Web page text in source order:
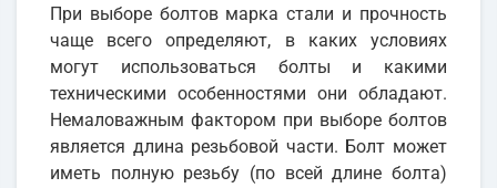
При выборе болтов марка стали и прочность
чаще всего определяют, в каких условиях
могут использоваться болты и какими
техническими особенностями они обладают.
Немаловажным фактором при выборе болтов
является длина резьбовой части. Болт может
иметь полную резьбу (по всей длине болта)